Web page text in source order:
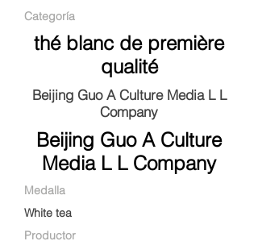
Categoría
thé blanc de première
qualité
Beijing Guo A Culture Media L L
Company
Beijing Guo A Culture
Media L L Company
Medalla
White tea
Productor